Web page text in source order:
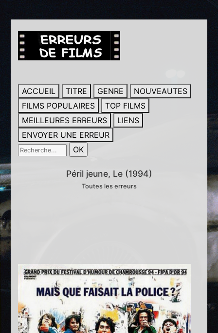
ACCUEIL TITRE GENRE
NOUVEAUTES
FILMS POPULAIRES
TOP FILMS
MEILLEURES ERREURS
LIENS
ENVOYER UNE ERREUR
Péril jeune, Le (1994)
Toutes les erreurs